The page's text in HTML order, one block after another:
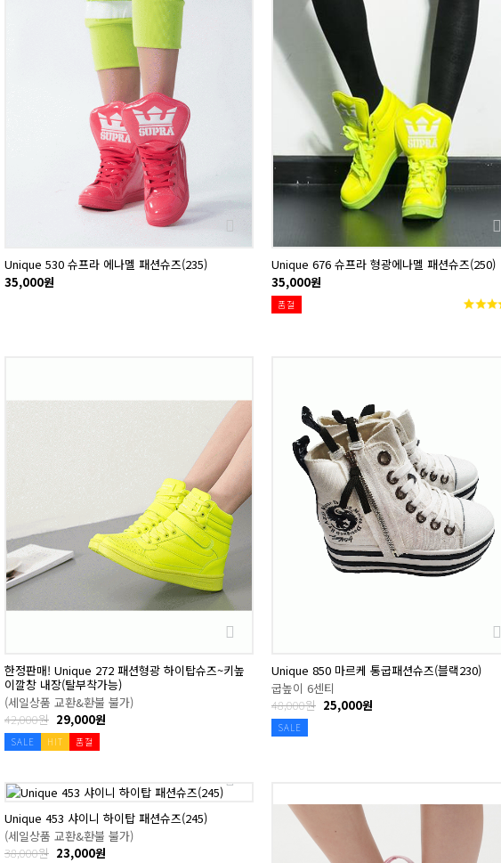
Unique 530 슈프라 에나멜 패션슈즈(235)
35,000원
Unique 676 슈프라 형광에나멜 패션슈즈(250)
35,000원
품절
한정판매! Unique 272 패션형광 하이탑슈즈~키높
이깔창 내장(탈부착가능)
(세일상품 교환&환불 불가)
42,000원 29,000원
SALE HIT 품절
Unique 850 마르케 통굽패션슈즈(블랙230)
굽높이 6센티
48,000원 25,000원
SALE
Unique 453 샤이니 하이탑 패션슈즈(245)
(세일상품 교환&환불 불가)
38,000원 23,000원